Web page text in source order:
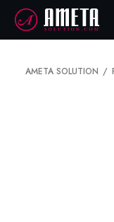
AMETA SOLUTION